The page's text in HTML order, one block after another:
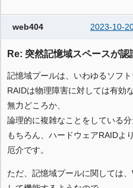
web404 2023-10-
Re: 突然記憶域スペースが認
記憶域プールは、いわゆるソフト
RAIDは物理障害に対しては有効
無力どころか、
論理的に複雑なことをしている分
もちろん、ハードウェアRAIDよ
厄介です。
ただ、記憶域プールに関しては